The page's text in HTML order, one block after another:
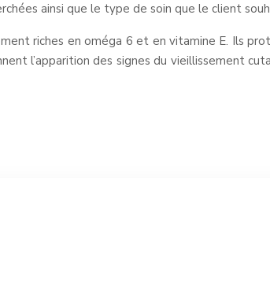
ainsi que le type de soin que le client
riches en oméga 6 et en vitamine E. Ils
l’apparition des signes du vieillissement